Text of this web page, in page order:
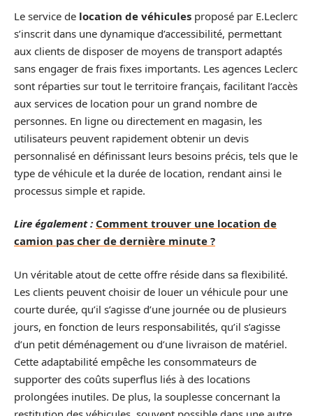
Le service de location de véhicules proposé par E.Leclerc
s’inscrit dans une dynamique d’accessibilité, permettant
aux clients de disposer de moyens de transport adaptés
sans engager de frais fixes importants. Les agences Leclerc
sont réparties sur tout le territoire français, facilitant l’accès
aux services de location pour un grand nombre de
personnes. En ligne ou directement en magasin, les
utilisateurs peuvent rapidement obtenir un devis
personnalisé en définissant leurs besoins précis, tels que le
type de véhicule et la durée de location, rendant ainsi le
processus simple et rapide.
Lire également : Comment trouver une location de
camion pas cher de dernière minute ?
Un véritable atout de cette offre réside dans sa flexibilité.
Les clients peuvent choisir de louer un véhicule pour une
courte durée, qu’il s’agisse d’une journée ou de plusieurs
jours, en fonction de leurs responsabilités, qu’il s’agisse
d’un petit déménagement ou d’une livraison de matériel.
Cette adaptabilité empêche les consommateurs de
supporter des coûts superflus liés à des locations
prolongées inutiles. De plus, la souplesse concernant la